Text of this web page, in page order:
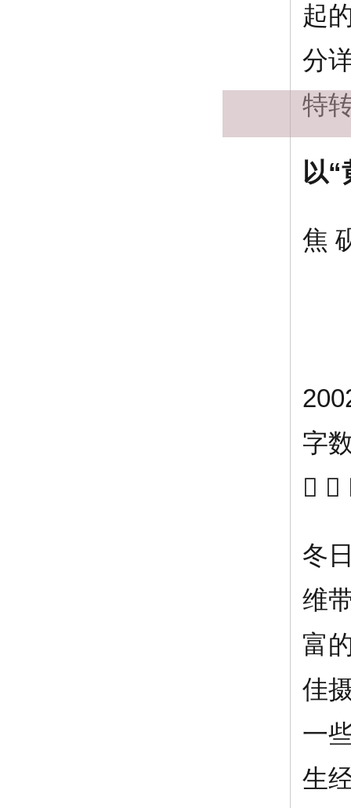
起
分
特
以“
焦
字
 
冬
维
富
佳
一
生